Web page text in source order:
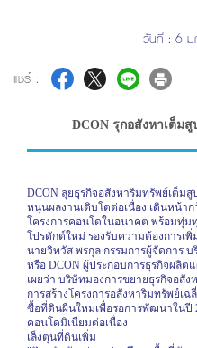
วันที่ : 6
แชร์ :
DCON รุกอสังหาเต็
DCON ลุยธุรกิจอสังหาริมทรัพย์เต็มสู
หนุนผลงานเติบโตต่อเนื่อง เดินหน้
โครงการคอนโดในอนาคต พร้อมทุ่ม
โปรดักต์ใหม่ รองรับความต้องการเ
นายวิทวัส พรกุล กรรมการผู้จัดการ
หรือ DCON ผู้ประกอบการธุรกิจผลิต
เผยว่า บริษัทมองการขยายธุรกิจอสัง
การสร้างโครงการอสังหาริมทรัพย์เ
ซื้อที่ดินผืนใหม่เพื่อรอการพัฒนาในปี
คอนโดมิเนียมต่อเนื่อง
เล็งตุนที่ดินเพิ่ม